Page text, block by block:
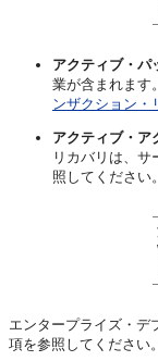
アクティブ・パ
業が含まれます
ンザクション・
アクティブ・ア
リカバリは、サ
照してください。
エンタープライズ・デ
項を参照してください